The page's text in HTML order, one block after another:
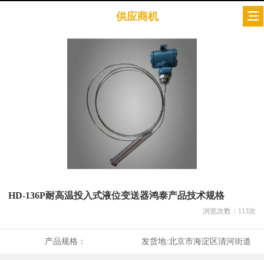
供应商机
HD-136P耐高温投入式液位变送器鸿泰产品技术规格
浏览次数： 113次
产品规格： 发货地:北京市海淀区清河街道